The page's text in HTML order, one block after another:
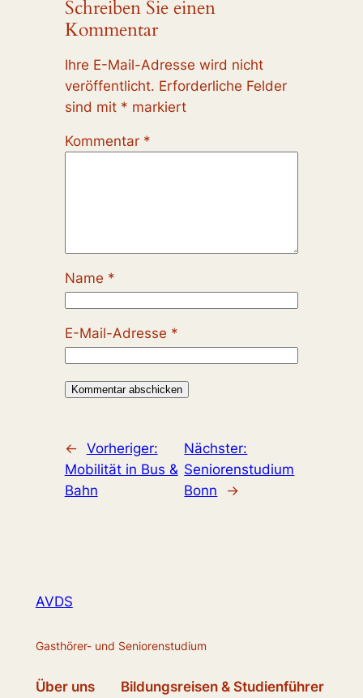
Schreiben Sie einen
Kommentar
Ihre E-Mail-Adresse wird nicht
veröffentlicht. Erforderliche Felder
sind mit * markiert
Kommentar *
Name *
E-Mail-Adresse *
← Vorheriger:
Mobilität in Bus &
Bahn
Nächster:
Seniorenstudium
Bonn
→
AVDS
Gasthörer- und Seniorenstudium
Über uns Bildungsreisen & Studienführer